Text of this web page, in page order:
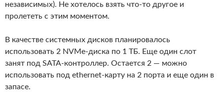
независимых). Не хотелось взять что-то другое и
пролететь с этим моментом.
В качестве системных дисков планировалось
использовать 2 NVMe-диска по 1 ТБ. Еще один слот
занят под SATA-контроллер. Остается 2 — можно
использовать под ethernet-карту на 2 порта и еще один в
запасе.